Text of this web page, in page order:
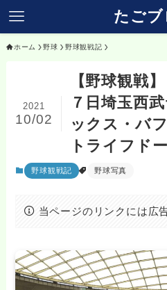
たご
ホーム 野球 野球観戦記
【野球観戦
７日埼玉西
ックス・バ
トライフドー
2021
10/02
野球観戦記 野球写真
当ページのリンクには広